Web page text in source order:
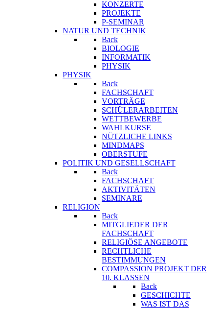
KONZERTE
PROJEKTE
P-SEMINAR
NATUR UND TECHNIK
Back
BIOLOGIE
INFORMATIK
PHYSIK
PHYSIK
Back
FACHSCHAFT
VORTRÄGE
SCHÜLERARBEITEN
WETTBEWERBE
WAHLKURSE
NÜTZLICHE LINKS
MINDMAPS
OBERSTUFE
POLITIK UND GESELLSCHAFT
Back
FACHSCHAFT
AKTIVITÄTEN
SEMINARE
RELIGION
Back
MITGLIEDER DER
FACHSCHAFT
RELIGIÖSE ANGEBOTE
RECHTLICHE
BESTIMMUNGEN
COMPASSION PROJEKT DER
10. KLASSEN
Back
GESCHICHTE
WAS IST DAS